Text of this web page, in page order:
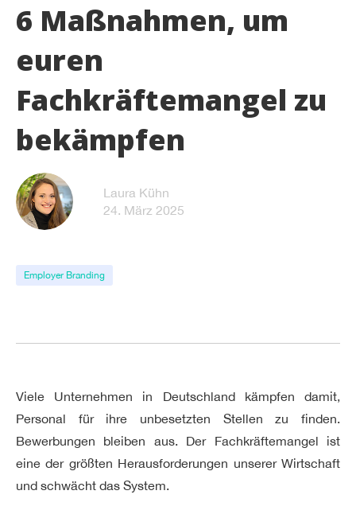
6 Maßnahmen, um
euren
Fachkräftemangel zu
bekämpfen
Laura Kühn
24. März 2025
Employer Branding
Viele Unternehmen in Deutschland kämpfen damit,
Personal für ihre unbesetzten Stellen zu finden.
Bewerbungen bleiben aus. Der Fachkräftemangel ist
eine der größten Herausforderungen unserer Wirtschaft
und schwächt das System.